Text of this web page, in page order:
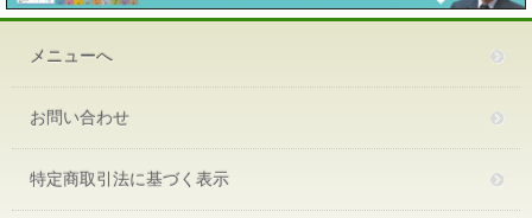
メニューへ
お問い合わせ
特定商取引法に基づく表示